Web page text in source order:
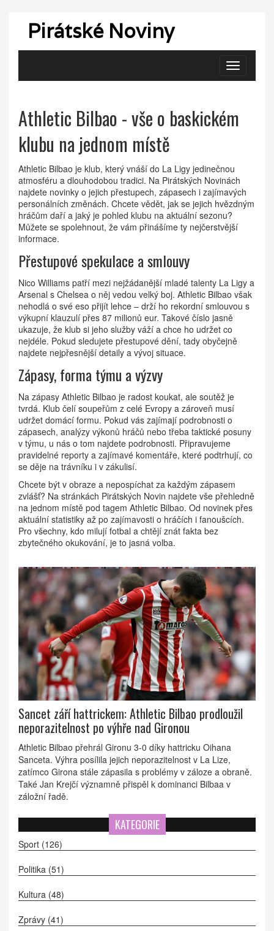
Pirátské Noviny
Zobrazit
navigaci
Athletic Bilbao - vše o baskickém
klubu na jednom místě
Athletic Bilbao je klub, který vnáší do La Ligy jedinečnou
atmosféru a dlouhodobou tradici. Na Pirátských Novinách
najdete novinky o jejich přestupech, zápasech i zajímavých
personálních změnách. Chcete vědět, jak se jejich hvězdným
hráčům daří a jaký je pohled klubu na aktuální sezonu?
Můžete se spolehnout, že vám přinášíme ty nejčerstvější
informace.
Přestupové spekulace a smlouvy
Nico Williams patří mezi nejžádanější mladé talenty La Ligy a
Arsenal s Chelsea o něj vedou velký boj. Athletic Bilbao však
nehodlá o své eso přijít lehce – drží ho rekordní smlouvou s
výkupní klauzulí přes 87 milionů eur. Takové číslo jasně
ukazuje, že klub si jeho služby váží a chce ho udržet co
nejdéle. Pokud sledujete přestupové dění, tady obyčejně
najdete nejpřesnější detaily a vývoj situace.
Zápasy, forma týmu a výzvy
Na zápasy Athletic Bilbao je radost koukat, ale soutěž je
tvrdá. Klub čelí soupeřům z celé Evropy a zároveň musí
udržet domácí formu. Pokud vás zajímají podrobnosti o
zápasech, analýzy výkonů hráčů nebo třeba taktické posuny
v týmu, u nás o tom najdete podrobnosti. Připravujeme
pravidelné reporty a zajímavé komentáře, které podtrhují, co
se děje na trávníku i v zákulisí.
Chcete být v obraze a nepospíchat za každým zápasem
zvlášť? Na stránkách Pirátských Novin najdete vše přehledně
na jednom místě pod tagem Athletic Bilbao. Od novinek přes
aktuální statistiky až po zajímavosti o hráčích i fanoušcích.
Pro všechny, kdo milují fotbal a chtějí znát fakta bez
zbytečného okukování, je to jasná volba.
Sancet září hattrickem: Athletic Bilbao prodloužil
neporazitelnost po výhře nad Gironou
Athletic Bilbao přehrál Gironu 3-0 díky hattricku Oihana
Sanceta. Výhra posílila jejich neporazitelnost v La Lize,
zatímco Girona stále zápasila s problémy v záloze a obraně.
Také Jan Krejčí významně přispěl k dominanci Bilbaa v
záložní řadě.
KATEGORIE
Sport (126)
Politika (51)
Kultura (48)
Zprávy (41)